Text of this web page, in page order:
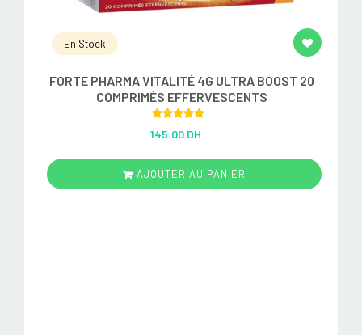
En Stock
FORTE PHARMA VITALITÉ 4G ULTRA BOOST 20
COMPRIMÉS EFFERVESCENTS
out of 5
145.00 DH
AJOUTER AU PANIER